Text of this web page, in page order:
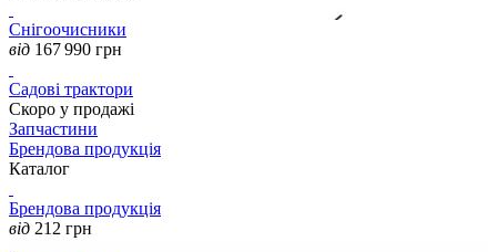
Снігоочисники
від 167 990 грн
Садові трактори
Скоро у продажі
Запчастини
Брендова продукція
Каталог
Брендова продукція
від 212 грн